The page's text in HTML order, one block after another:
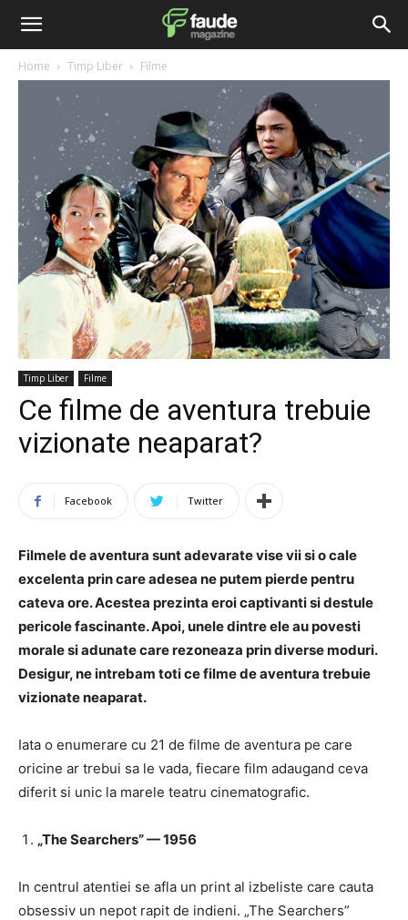
Home Timp Liber Filme
Timp Liber Filme
Ce filme de aventura trebuie
vizionate neaparat?
Facebook Twitter
Filmele de aventura sunt adevarate vise vii si o cale
excelenta prin care adesea ne putem pierde pentru
cateva ore. Acestea prezinta eroi captivanti si destule
pericole fascinante. Apoi, unele dintre ele au povesti
morale si adunate care rezoneaza prin diverse moduri.
Desigur, ne intrebam toti ce filme de aventura trebuie
vizionate neaparat.
Iata o enumerare cu 21 de filme de aventura pe care
oricine ar trebui sa le vada, fiecare film adaugand ceva
diferit si unic la marele teatru cinematografic.
„The Searchers” — 1956
In centrul atentiei se afla un print al izbeliste care cauta
obsessiv un nepot rapit de indieni. „The Searchers”